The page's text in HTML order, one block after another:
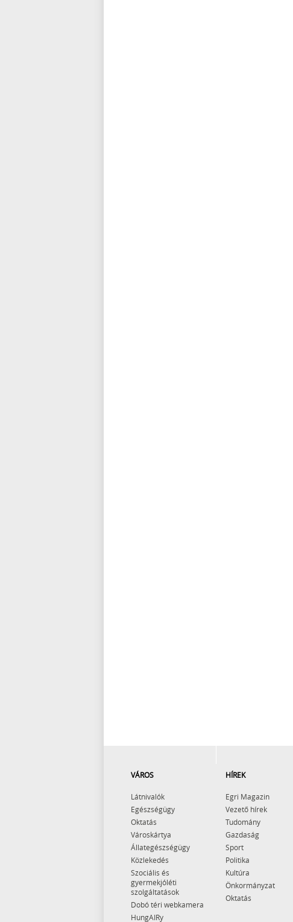
VÁROS
Látnivalók
Egészségügy
Oktatás
Városkártya
Állategészségügy
Közlekedés
Szociális és
gyermekjóléti
szolgáltatások
Dobó téri webkamera
HungAIRy
HÍREK
Egri Magazin
Vezető hírek
Tudomány
Gazdaság
Sport
Politika
Kultúra
Önkormányzat
Oktatás